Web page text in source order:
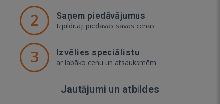
2 Saņem piedāvājumus
Izpildītāji piedāvās savas cenas
3 Izvēlies speciālistu
ar labāko cenu un atsauksmēm
Jautājumi un atbildes